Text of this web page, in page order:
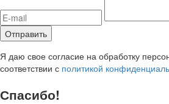
Я даю свое согласие на обработку
соответствии с политикой
Спасибо!